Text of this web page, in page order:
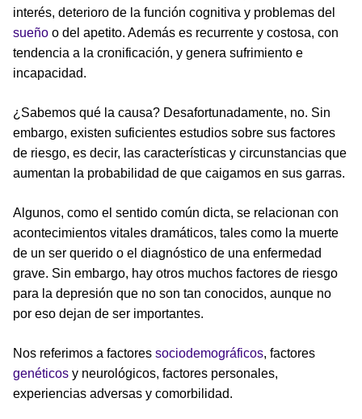
interés, deterioro de la función cognitiva y problemas del
sueño o del apetito. Además es recurrente y costosa, con
tendencia a la cronificación, y genera sufrimiento e
incapacidad.
¿Sabemos qué la causa? Desafortunadamente, no. Sin
embargo, existen suficientes estudios sobre sus factores
de riesgo, es decir, las características y circunstancias que
aumentan la probabilidad de que caigamos en sus garras.
Algunos, como el sentido común dicta, se relacionan con
acontecimientos vitales dramáticos, tales como la muerte
de un ser querido o el diagnóstico de una enfermedad
grave. Sin embargo, hay otros muchos factores de riesgo
para la depresión que no son tan conocidos, aunque no
por eso dejan de ser importantes.
Nos referimos a factores sociodemográficos, factores
genéticos y neurológicos, factores personales,
experiencias adversas y comorbilidad.